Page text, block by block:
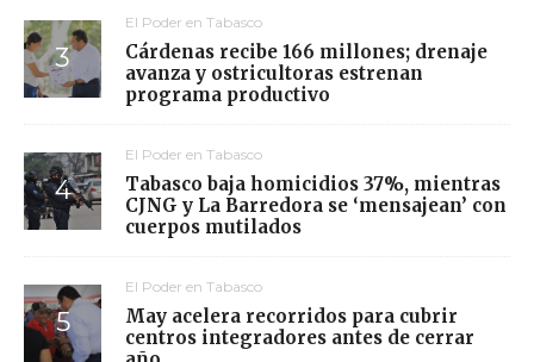
El Poder en Tabasco
Cárdenas recibe 166 millones; drenaje
avanza y ostricultoras estrenan
programa productivo
El Poder en Tabasco
Tabasco baja homicidios 37%, mientras
CJNG y La Barredora se ‘mensajean’ con
cuerpos mutilados
El Poder en Tabasco
May acelera recorridos para cubrir
centros integradores antes de cerrar